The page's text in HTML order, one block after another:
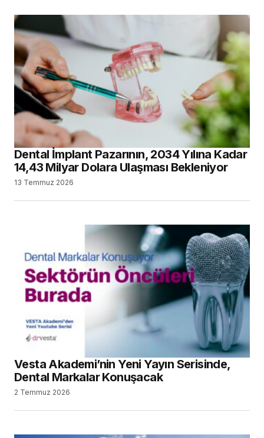
Dental İmplant Pazarının, 2034 Yılına Kadar
14,43 Milyar Dolara Ulaşması Bekleniyor
13 Temmuz 2026
Vesta Akademi’nin Yeni Yayın Serisinde,
Dental Markalar Konuşacak
2 Temmuz 2026